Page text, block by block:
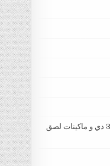
ماكينات التغليف بالسلوفان للعلب 3 دي و ماكينات لصق